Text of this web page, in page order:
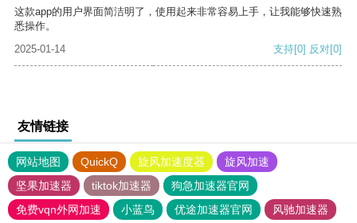
这款app的用户界面简洁明了，使用起来非常容易上手，让我能够快速熟
悉操作。
2025-01-14
支持[0] 反对[0]
友情链接
网站地图 QuickQ 旋风加速度器
旋风加速
坚果加速器
tiktok加速器
狗急加速器官网
免费vqn外网加速
小蓝鸟 优途加速器官网
风驰加速器